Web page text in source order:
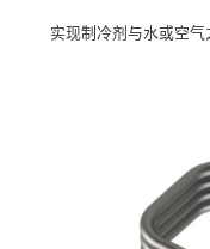
实现制冷剂与水或空